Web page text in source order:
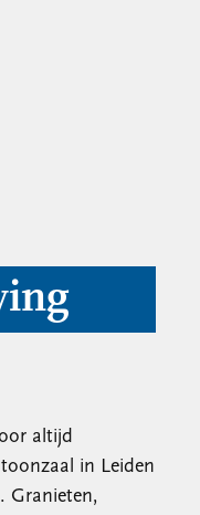
altijd
in Leiden
Granieten,